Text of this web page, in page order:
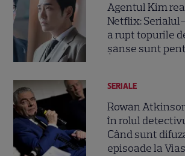
Agentul Kim
Netflix:
a rupt topurile
șanse sunt
SERIALE
Rowan
în rolul
Când sunt
episoade la